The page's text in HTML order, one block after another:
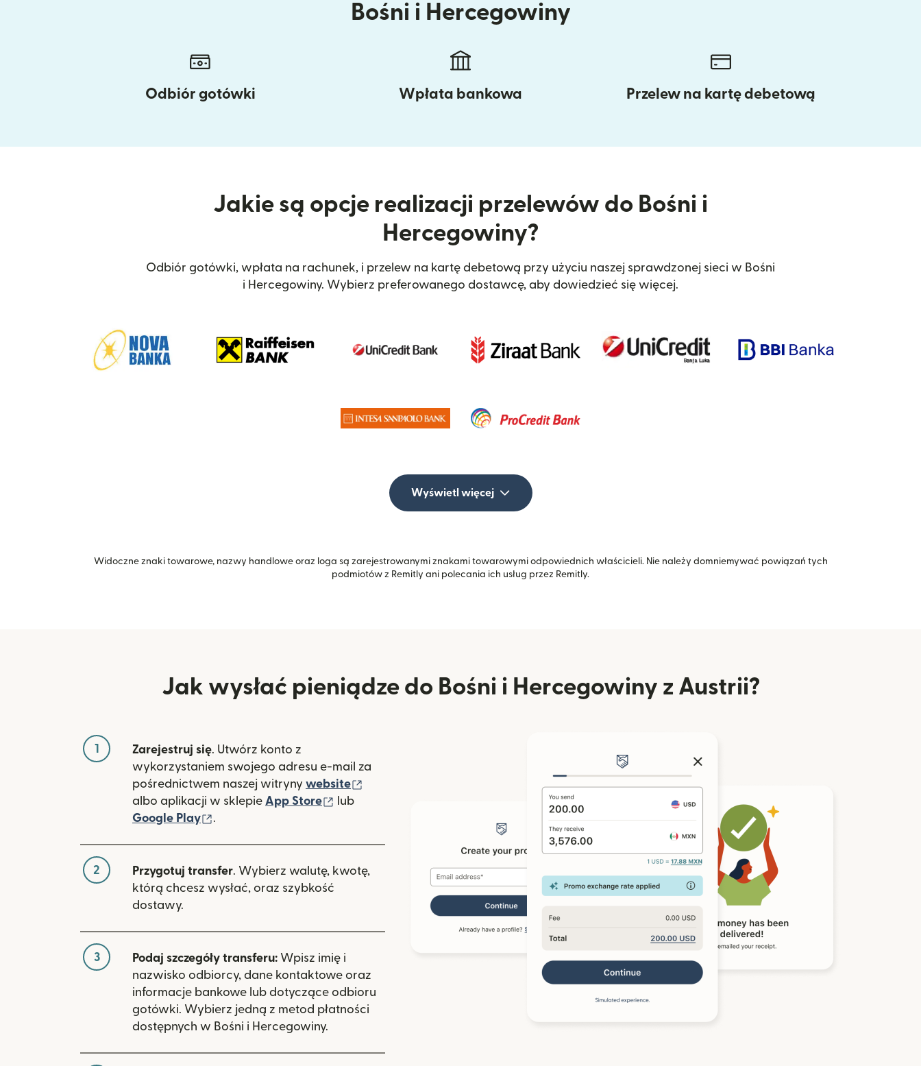
Bośni i Hercegowiny
Odbiór gotówki Wpłata bankowa Przelew na kartę debetową
Jakie są opcje realizacji przelewów do Bośni i
Hercegowiny?
Odbiór gotówki, wpłata na rachunek, i przelew na kartę debetową przy użyciu naszej sprawdzonej sieci w Bośni
i Hercegowiny. Wybierz preferowanego dostawcę, aby dowiedzieć się więcej.
Wyświetl więcej
Widoczne znaki towarowe, nazwy handlowe oraz loga są zarejestrowanymi znakami towarowymi odpowiednich właścicieli. Nie należy domniemywać powiązań tych
podmiotów z Remitly ani polecania ich usług przez Remitly.
Jak wysłać pieniądze do Bośni i Hercegowiny z Austrii?
1 Zarejestruj się. Utwórz konto z
wykorzystaniem swojego adresu e-mail za
pośrednictwem naszej witryny website
albo aplikacji w sklepie App Store (otwiera się w nowym oknie)
lub
Google Play
.
2 Przygotuj transfer. Wybierz walutę, kwotę,
którą chcesz wysłać, oraz szybkość
dostawy.
3 Podaj szczegóły transferu: Wpisz imię i
nazwisko odbiorcy, dane kontaktowe oraz
informacje bankowe lub dotyczące odbioru
gotówki. Wybierz jedną z metod płatności
dostępnych w Bośni i Hercegowiny.